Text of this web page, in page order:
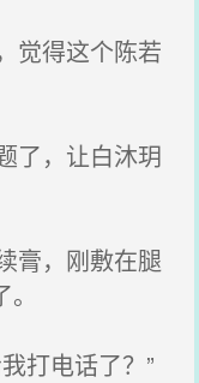
觉得这个陈若
了，让白沐玥
膏，刚敷在腿
打电话了？”